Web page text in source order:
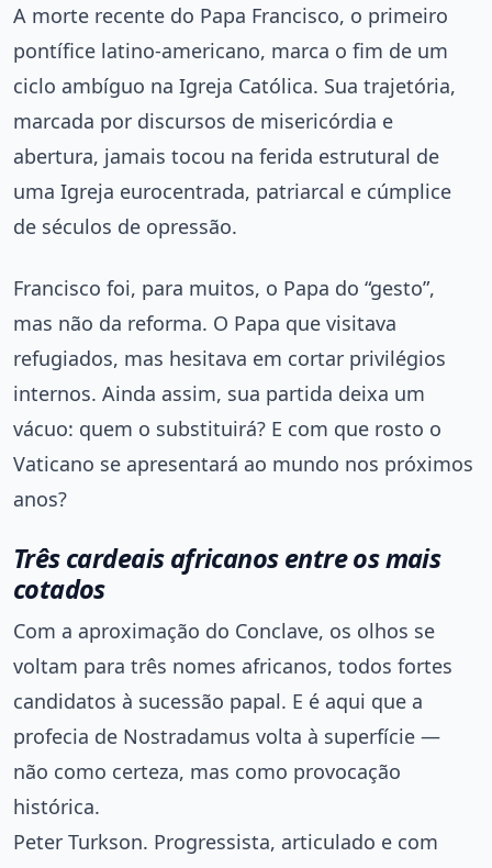
A morte recente do Papa Francisco, o primeiro
pontífice latino-americano, marca o fim de um
ciclo ambíguo na Igreja Católica. Sua trajetória,
marcada por discursos de misericórdia e
abertura, jamais tocou na ferida estrutural de
uma Igreja eurocentrada, patriarcal e cúmplice
de séculos de opressão.
Francisco foi, para muitos, o Papa do “gesto”,
mas não da reforma. O Papa que visitava
refugiados, mas hesitava em cortar privilégios
internos. Ainda assim, sua partida deixa um
vácuo: quem o substituirá? E com que rosto o
Vaticano se apresentará ao mundo nos próximos
anos?
Três cardeais africanos entre os mais
cotados
Com a aproximação do Conclave, os olhos se
voltam para três nomes africanos, todos fortes
candidatos à sucessão papal. E é aqui que a
profecia de Nostradamus volta à superfície —
não como certeza, mas como provocação
histórica.
Peter Turkson. Progressista, articulado e com